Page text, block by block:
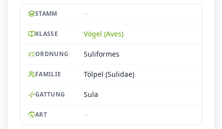
STAMM --
KLASSE Vögel (Aves)
ORDNUNG Suliformes
FAMILIE Tölpel (Sulidae)
GATTUNG Sula
ART --